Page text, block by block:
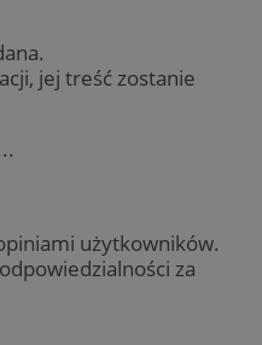
jej treść zostanie
użytkowników.
za